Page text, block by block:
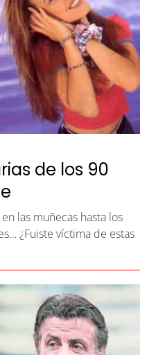
de los 90
las muñecas hasta los
¿Fuiste víctima de estas